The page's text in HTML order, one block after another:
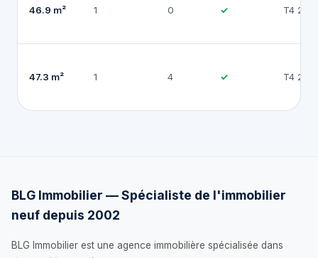
46.9 m² 1 0 ✓ T4
47.3 m² 1 4 ✓ T4
BLG Immobilier — Spécialiste de l'immobilier
neuf depuis 2002
BLG Immobilier est une agence immobilière spécialisée dans